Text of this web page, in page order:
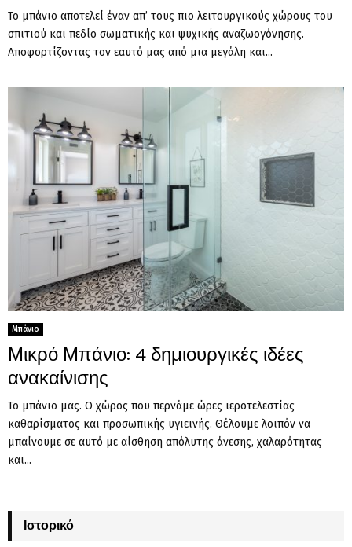
Το μπάνιο αποτελεί έναν απ’ τους πιο λειτουργικούς χώρους του
σπιτιού και πεδίο σωματικής και ψυχικής αναζωογόνησης.
Αποφορτίζοντας τον εαυτό μας από μια μεγάλη και...
Μπάνιο
Μικρό Μπάνιο: 4 δημιουργικές ιδέες
ανακαίνισης
Το μπάνιο μας. Ο χώρος που περνάμε ώρες ιεροτελεστίας
καθαρίσματος και προσωπικής υγιεινής. Θέλουμε λοιπόν να
μπαίνουμε σε αυτό με αίσθηση απόλυτης άνεσης, χαλαρότητας
και...
Ιστορικό